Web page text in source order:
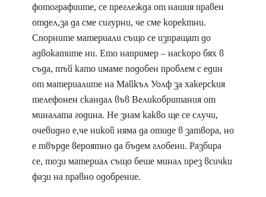
фотографиите, се преглежда от нашия правен
отдел,за да сме сигурни, че сме коректни.
Спорните материали също се изпращат до
адвокатите ни. Ето например – наскоро бях в
съда, тъй като имаме подобен проблем с един
от материалите на Майкъл Уолф за хакерския
телефонен скандал във Великобритания от
миналата година. Не знам какво ще се случи,
очевидно е,че никой няма да отиде в затвора, но
е твърде вероятно да бъдем глобени. Разбира
се, този материал също беше минал през всички
фази на правно одобрение.